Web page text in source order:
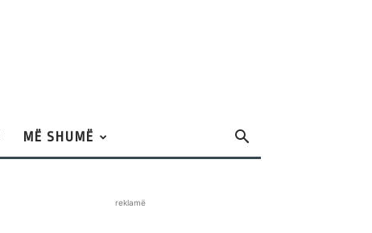
MË SHUMË
reklamë